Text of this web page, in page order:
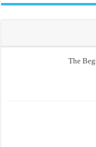
The